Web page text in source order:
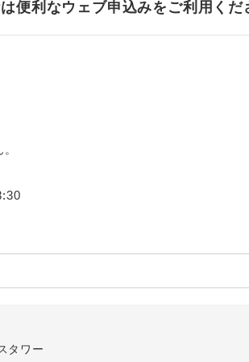
便利なウェブ申込みをご利用くだ
タワー
するホテルを指定したコースです。